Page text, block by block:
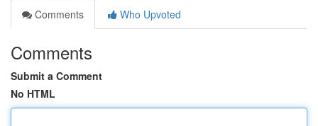
Comments
Who Upvoted
Comments
Submit a Comment
No HTML